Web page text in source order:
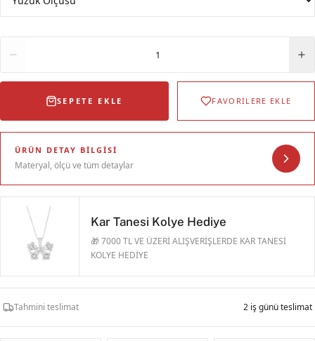
1
SEPETE EKLE FAVORİLERE EKLE
ÜRÜN DETAY BILGISI
Materyal, ölçü ve tüm detaylar
Kar Tanesi Kolye Hediye
🎁 7000 TL VE ÜZERİ ALIŞVERİŞLERDE KAR TANESİ
KOLYE HEDİYE
Tahmini teslimat 2 iş günü teslimat